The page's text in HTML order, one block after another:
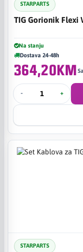
STARPARTS
TIG Gorionik Flexi
Na stanju
Dostava 24-48h
364,20KM
- +
STARPARTS